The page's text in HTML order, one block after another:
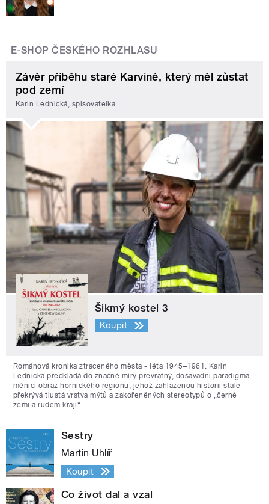
E-SHOP ČESKÉHO ROZHLASU
Závěr příběhu staré Karviné, který měl zůstat
pod zemí
Karin Lednická, spisovatelka
Šikmý kostel 3
Koupit
Románová kronika ztraceného města - léta 1945–1961. Karin
Lednická předkládá do značné míry převratný, dosavadní paradigma
měnící obraz hornického regionu, jehož zahlazenou historii stále
překrývá tlustá vrstva mýtů a zakořeněných stereotypů o „černé
zemi a rudém kraji“.
Sestry
Martin Uhlíř
Koupit
Co život dal a vzal